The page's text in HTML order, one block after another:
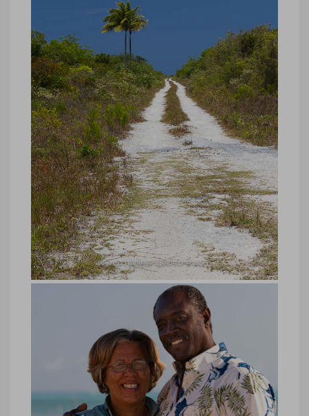
Bahamas, phare et lagon Crooked
Island
Bahamas, phare et lagon Crooked Island
© Marie-Ange Ostré